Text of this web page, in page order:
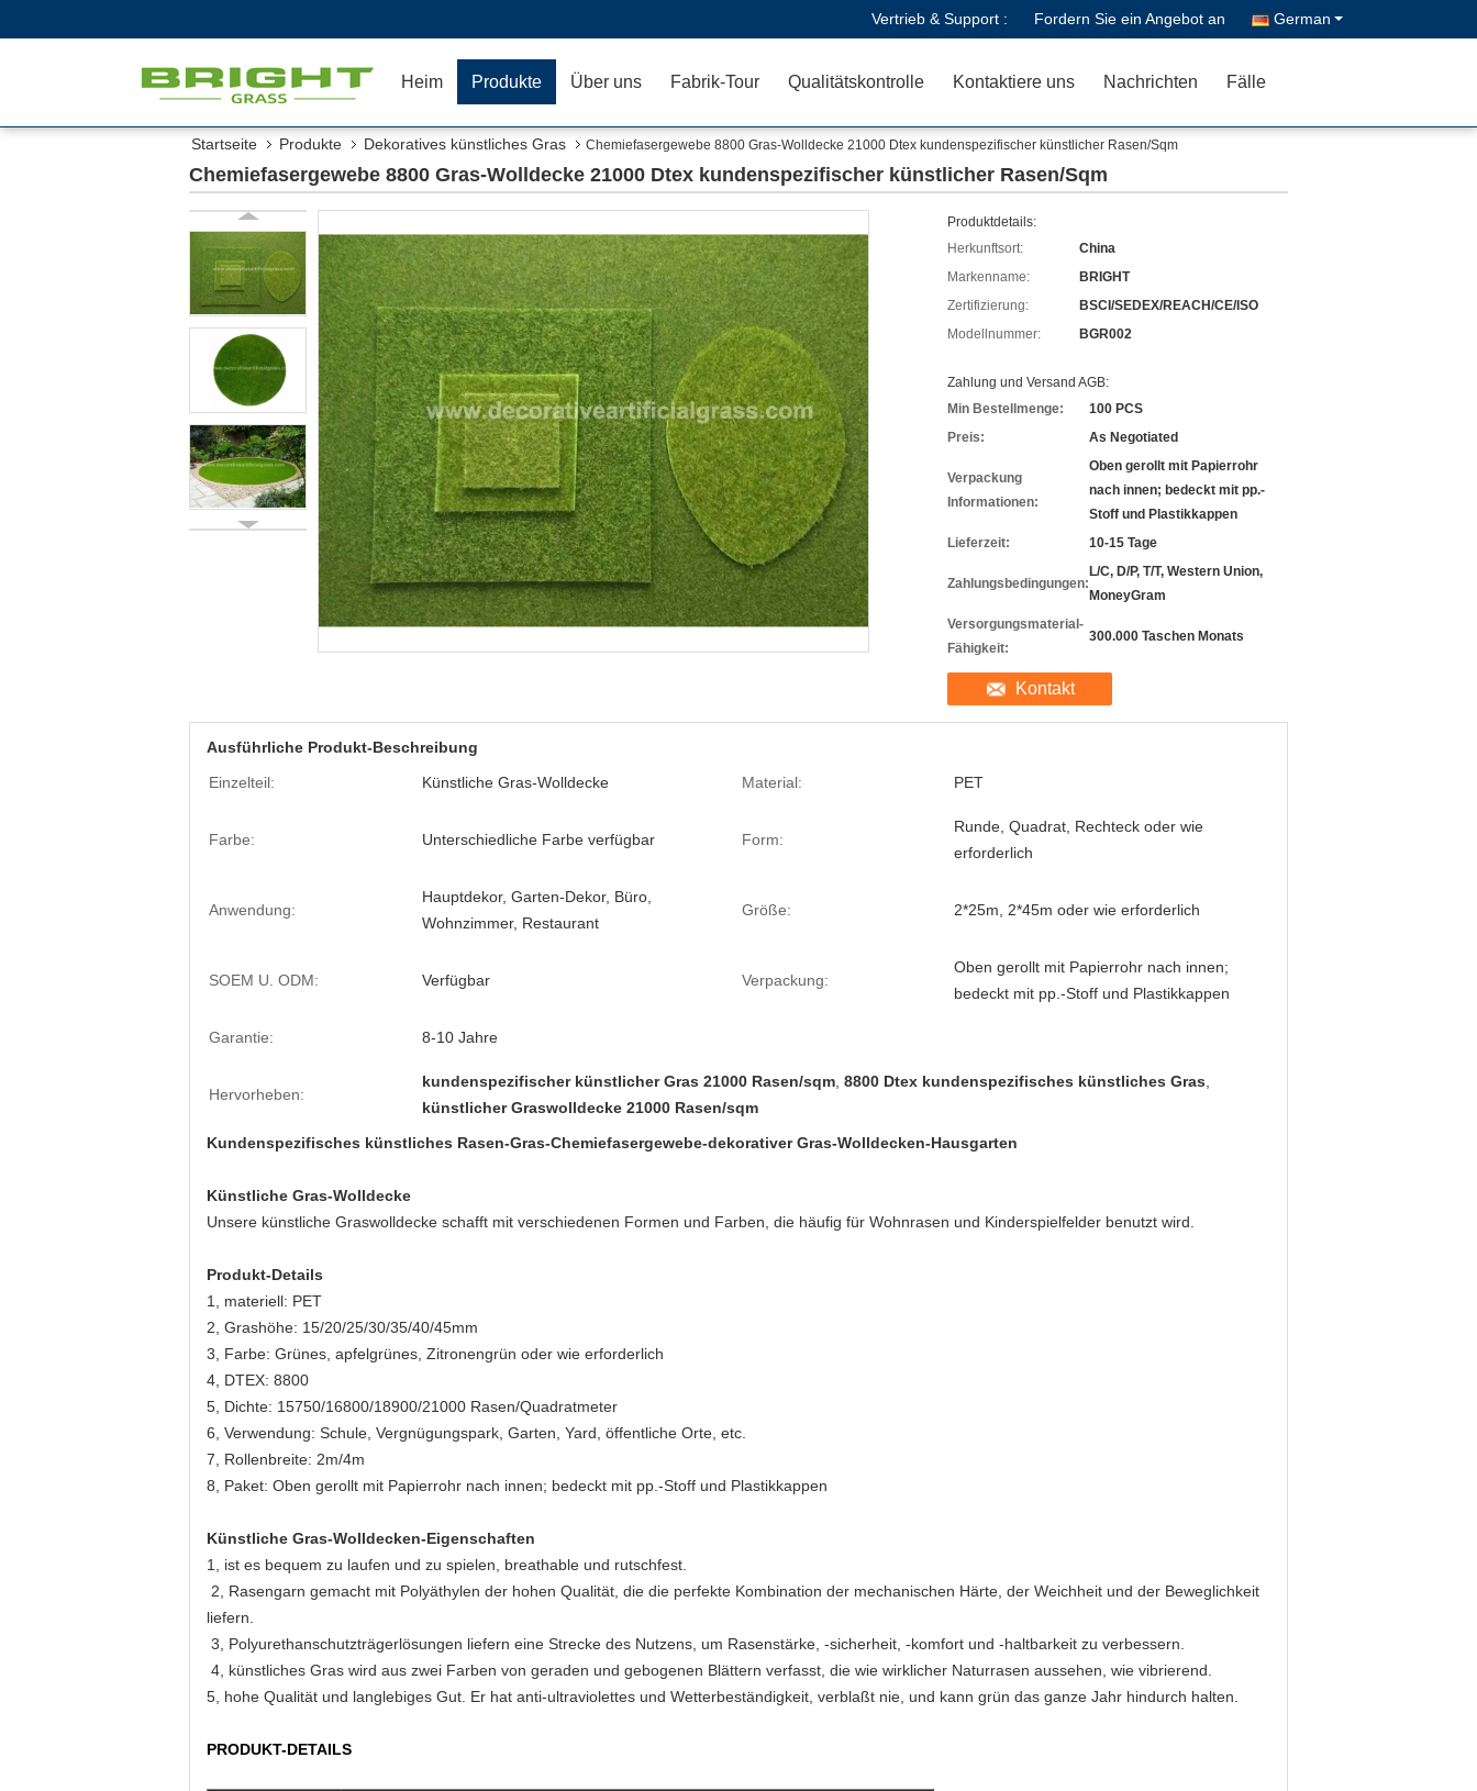
Vertrieb & Support : Fordern Sie ein Angebot an German
Heim Produkte Über uns Fabrik-Tour Qualitätskontrolle Kontaktiere uns Nachrichten Fälle
Startseite Produkte Dekoratives künstliches Gras Chemiefasergewebe 8800 Gras-Wolldecke 21000 Dtex kundenspezifischer künstlicher Rasen/Sqm
Chemiefasergewebe 8800 Gras-Wolldecke 21000 Dtex kundenspezifischer künstlicher Rasen/Sqm
Produktdetails:
Herkunftsort:
China
Markenname:
BRIGHT
Zertifizierung:
BSCI/SEDEX/REACH/CE/ISO
Modellnummer:
BGR002
Zahlung und Versand AGB:
Min Bestellmenge:
100 PCS
Preis:
As Negotiated
Verpackung
Informationen:
Oben gerollt mit Papierrohr
nach innen; bedeckt mit pp.-
Stoff und Plastikkappen
Lieferzeit:
10-15 Tage
Zahlungsbedingungen:
L/C, D/P, T/T, Western Union,
MoneyGram
Versorgungsmaterial-
Fähigkeit:
300.000 Taschen Monats
Kontakt
Ausführliche Produkt-Beschreibung
Einzelteil:
Künstliche Gras-Wolldecke Material: PET
Farbe: Unterschiedliche Farbe verfügbar Form:
Runde, Quadrat, Rechteck oder wie
erforderlich
Anwendung:
Hauptdekor, Garten-Dekor, Büro,
Wohnzimmer, Restaurant
Größe: 2*25m, 2*45m oder wie erforderlich
SOEM U. ODM: Verfügbar Verpackung:
Oben gerollt mit Papierrohr nach innen;
bedeckt mit pp.-Stoff und Plastikkappen
Garantie: 8-10 Jahre
Hervorheben:
kundenspezifischer künstlicher Gras 21000 Rasen/sqm 8800 Dtex kundenspezifisches künstliches Gras
künstlicher Graswolldecke 21000 Rasen/sqm
Kundenspezifisches künstliches Rasen-Gras-Chemiefasergewebe-dekorativer Gras-Wolldecken-Hausgarten
Künstliche Gras-Wolldecke
Unsere künstliche Graswolldecke schafft mit verschiedenen Formen und Farben, die häufig für Wohnrasen und Kinderspielfelder benutzt wird.
Produkt-Details
1, materiell: PET
2, Grashöhe: 15/20/25/30/35/40/45mm
3, Farbe: Grünes, apfelgrünes, Zitronengrün oder wie erforderlich
4, DTEX: 8800
5, Dichte: 15750/16800/18900/21000 Rasen/Quadratmeter
6, Verwendung: Schule, Vergnügungspark, Garten, Yard, öffentliche Orte, etc.
7, Rollenbreite: 2m/4m
8, Paket: Oben gerollt mit Papierrohr nach innen; bedeckt mit pp.-Stoff und Plastikkappen
Künstliche Gras-Wolldecken-Eigenschaften
1, ist es bequem zu laufen und zu spielen, breathable und rutschfest.
2, Rasengarn gemacht mit Polyäthylen der hohen Qualität, die die perfekte Kombination der mechanischen Härte, der Weichheit und der Beweglichkeit
liefern.
3, Polyurethanschutzträgerlösungen liefern eine Strecke des Nutzens, um Rasenstärke, -sicherheit, -komfort und -haltbarkeit zu verbessern.
4, künstliches Gras wird aus zwei Farben von geraden und gebogenen Blättern verfasst, die wie wirklicher Naturrasen aussehen, wie vibrierend.
5, hohe Qualität und langlebiges Gut. Er hat anti-ultraviolettes und Wetterbeständigkeit, verblaßt nie, und kann grün das ganze Jahr hindurch halten.
PRODUKT-DETAILS